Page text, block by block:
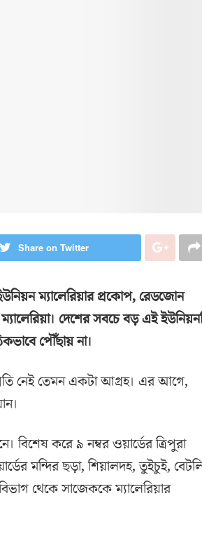
Share on Twitter
ম্যালেরিয়ার প্রকোপ, রেডজোন
দেশের সবচে বড় এই
পৌঁছায় না।
নেই তেমন একটা আগ্রহ। এর আগে,
বিশেষ করে ৯ নম্বর ওয়ার্ডের ত্রিপুরা
মন্দির ছড়া, শিয়ালদহ, তুইচুই,
থেকে সাজেককে ম্যালেরিয়ার